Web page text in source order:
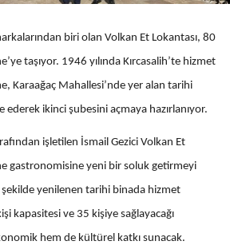
biri olan Volkan Et Lokantası, 80
taşıyor. 1946 yılında Kırcasalih’te hizmet
Karaağaç Mahallesi’nde yer alan tarihi
ederek ikinci şubesini açmaya hazırlanıyor.
işletilen İsmail Gezici Volkan Et
gastronomisine yeni bir soluk getirmeyi
şekilde yenilenen tarihi binada hizmet
kapasitesi ve 35 kişiye sağlayacağı
hem de kültürel katkı sunacak.